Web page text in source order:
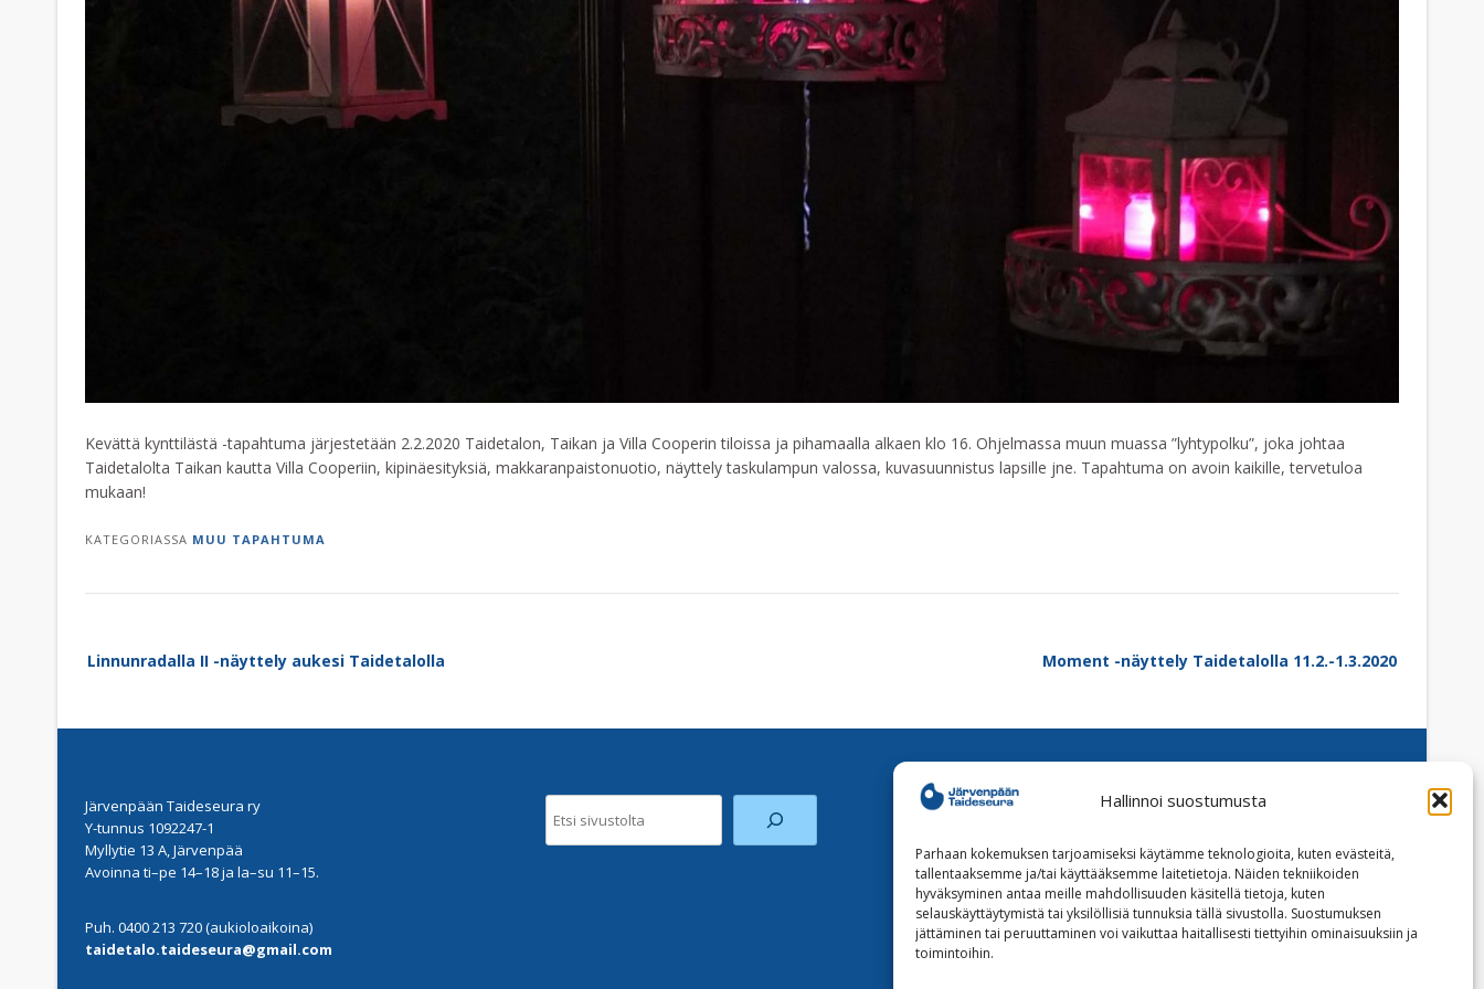
Hallinnoi suostumusta
Parhaan kokemuksen tarjoamiseksi käytämme teknologioita, kuten evästeitä,
tallentaaksemme ja/tai käyttääksemme laitetietoja. Näiden tekniikoiden
hyväksyminen antaa meille mahdollisuuden käsitellä tietoja, kuten
selauskäyttäytymistä tai yksilöllisiä tunnuksia tällä sivustolla. Suostumuksen
jättäminen tai peruuttaminen voi vaikuttaa haitallisesti tiettyihin ominaisuuksiin ja
toimintoihin.
Kevättä kynttilästä -tapahtuma järjestetään 2.2.2020 Taidetalon, Taikan ja Villa Cooperin tiloissa ja pihamaalla alkaen klo 16. Ohjelmassa muun muassa ”lyhtypolku”, joka johtaa
Taidetalolta Taikan kautta Villa Cooperiin, kipinäesityksiä, makkaranpaistonuotio, näyttely taskulampun valossa, kuvasuunnistus lapsille jne. Tapahtuma on avoin kaikille, tervetuloa
mukaan!
KATEGORIASSA MUU TAPAHTUMA
navigation
Linnunradalla II -näyttely aukesi Taidetalolla Moment -näyttely Taidetalolla 11.2.-1.3.2020
Järvenpään Taideseura ry
Y-tunnus 1092247-1
Myllytie 13 A, Järvenpää
Avoinna ti–pe 14–18 ja la–su 11–15.
Puh. 0400 213 720 (aukioloaikoina)
taidetalo.taideseura@gmail.com
Tilaa uutiskirje
Tietoja evästeistä